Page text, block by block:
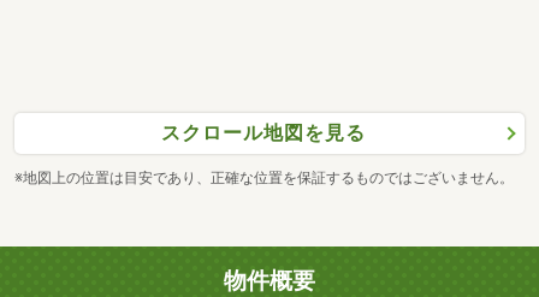
スクロール地図を見る
※地図上の位置は目安であり、正確な位置を保証するものではございません。
物件概要